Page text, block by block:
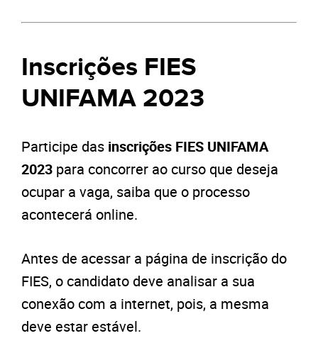
Inscrições FIES
UNIFAMA 2023
Participe das inscrições FIES UNIFAMA
2023 para concorrer ao curso que deseja
ocupar a vaga, saiba que o processo
acontecerá online.
Antes de acessar a página de inscrição do
FIES, o candidato deve analisar a sua
conexão com a internet, pois, a mesma
deve estar estável.